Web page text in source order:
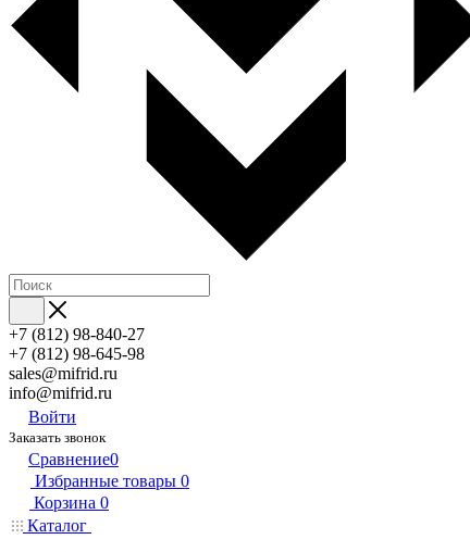
+7 (812) 98-840-27
+7 (812) 98-645-98
sales@mifrid.ru
info@mifrid.ru
Войти
Заказать звонок
Сравнение0
Избранные товары 0
Корзина 0
Каталог